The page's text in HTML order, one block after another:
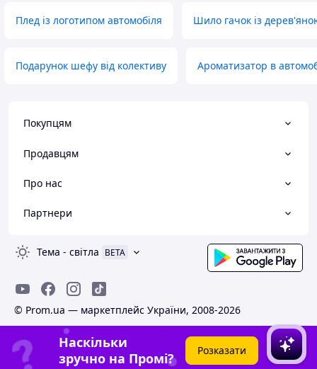
Плед із логотипом автомобіля Шило гачок із
Подарунок шефу від колективу Ароматизатор в
Покупцям
Продавцям
Про нас
Партнери
Тема - світла BETA
© Prom.ua — маркетплейс України, 2008-2026
Наскільки
зручно на Промі?
Розказати